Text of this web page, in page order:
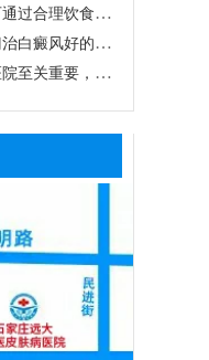
癜风重视抗复发
、中医调理、定
发作的风险。
利于降低白斑
子身上出现疑似
查，分析是不
症状轻微，对症
白斑，病症较
黏膜等部位，可
无痛无创，安
重，病情稳定，
。另外，无论照
康生活习惯，远
恢复，可多吃富
物，黑豆、黑
为黑色素合成提
理方式，无法根
恢复健康，需坚
窄谱uvb、黑
风效果很好的方
是专攻白癜风诊
诊疗多年，始终
医师团队长期专
丰富实战经验，
ct全面筛查病
发展时期、体质
格分期、分型